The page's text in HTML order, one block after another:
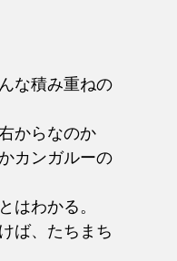
な積み重ねの
からなのか
カンガルーの
はわかる。
ば、たちまち